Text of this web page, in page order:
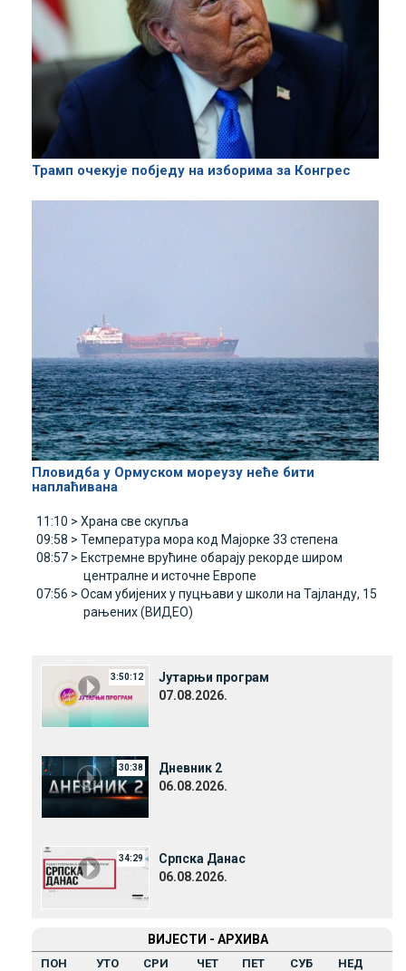
Трамп очекује побједу на изборима за Конгрес
Пловидба у Ормуском мореузу неће бити
наплаћивана
11:10 > Храна све скупља
09:58 > Температура мора код Мајорке 33 степена
08:57 > Екстремне врућине обарају рекорде широм
централне и источне Европе
07:56 > Осам убијених у пуцњави у школи на Тајланду, 15
рањених (ВИДЕО)
3:50:12
Јутарњи програм
07.08.2026.
30:38
Дневник 2
06.08.2026.
34:29
Српска Данас
06.08.2026.
ВИЈЕСТИ - АРХИВА
ПОН УТО СРИ ЧЕТ ПЕТ СУБ НЕД